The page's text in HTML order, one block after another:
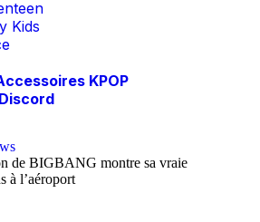
Kids
KPOP
de BIGBANG montre sa vraie
à l’aéroport